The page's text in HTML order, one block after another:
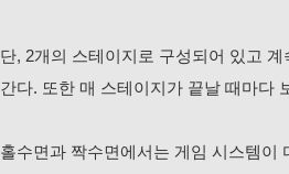
단, 2개의 스테이지로 구성되어 있고
간다. 또한 매 스테이지가 끝날 때마다
홀수면과 짝수면에서는 게임 시스템이